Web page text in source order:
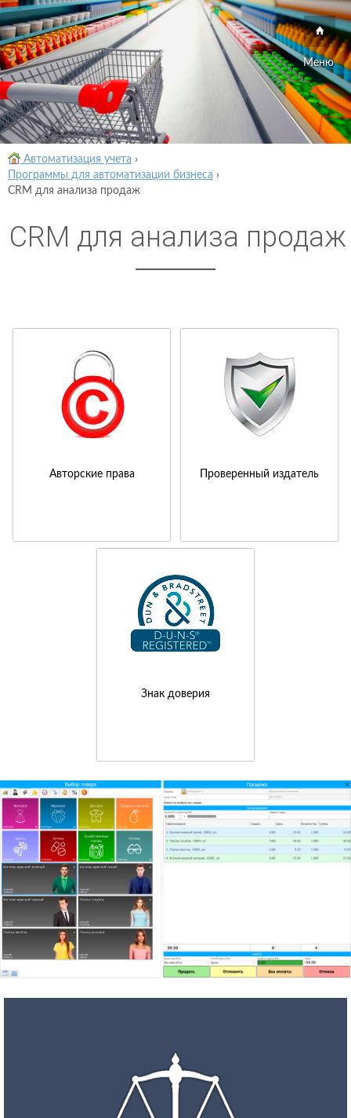
Меню
Автоматизация учета ›
Программы для автоматизации бизнеса ›
CRM для анализа продаж
CRM для анализа продаж
Авторские права Проверенный издатель
Знак доверия